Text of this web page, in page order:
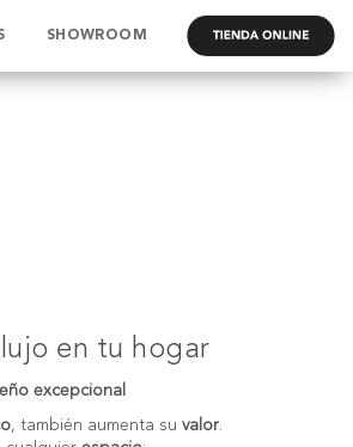
SHOWROOM .
en tu hogar
excepcional
, también aumenta su valor.